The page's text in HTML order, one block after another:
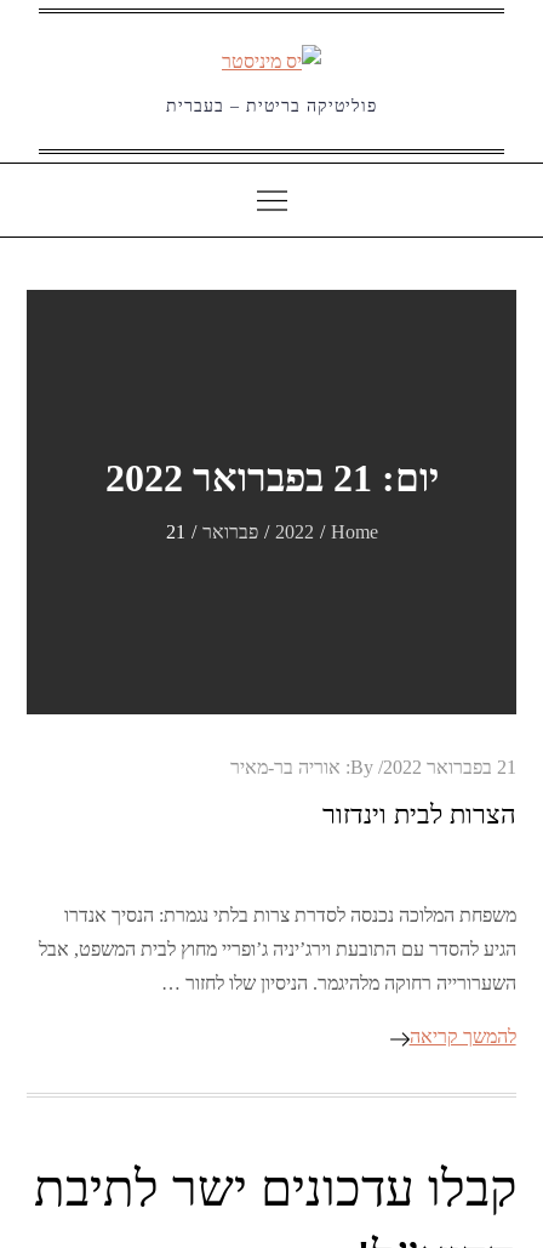
פוליטיקה בריטית – בעברית
יום: 21 בפברואר 2022
Home
2022 פברואר 21
Posted
21 בפברואר 2022 By: אוריה בר-מאיר
הצרות לבית וינדזור
משפחת המלוכה נכנסה לסדרת צרות בלתי נגמרת: הנסיך אנדרו
הגיע להסדר עם התובעת וירג’יניה ג’ופריי מחוץ לבית המשפט, אבל
השערורייה רחוקה מלהיגמר. הניסיון שלו לחזור …
להמשך קריאה
קבלו עדכונים ישר לתיבת